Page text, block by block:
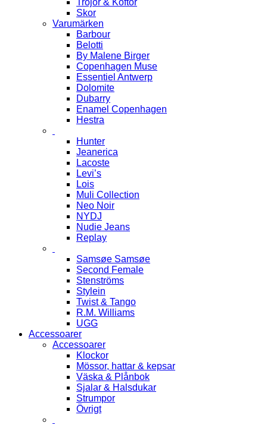
Skor
Varumärken
Barbour
Belotti
By Malene Birger
Copenhagen Muse
Essentiel Antwerp
Dolomite
Dubarry
Enamel Copenhagen
Hestra
Hunter
Jeanerica
Lacoste
Levi’s
Lois
Muli Collection
Neo Noir
NYDJ
Nudie Jeans
Replay
Samsøe Samsøe
Second Female
Stenströms
Stylein
Twist & Tango
R.M. Williams
UGG
Accessoarer
Accessoarer
Klockor
Mössor, hattar & kepsar
Väska & Plånbok
Sjalar & Halsdukar
Strumpor
Övrigt